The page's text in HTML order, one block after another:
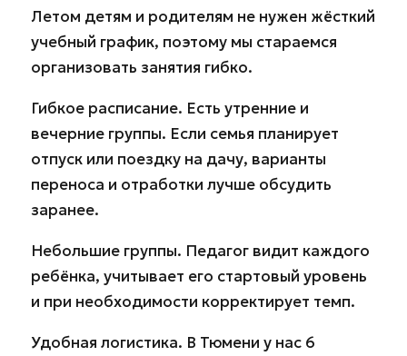
Летом детям и родителям не нужен жёсткий
учебный график, поэтому мы стараемся
организовать занятия гибко.
Гибкое расписание. Есть утренние и
вечерние группы. Если семья планирует
отпуск или поездку на дачу, варианты
переноса и отработки лучше обсудить
заранее.
Небольшие группы. Педагог видит каждого
ребёнка, учитывает его стартовый уровень
и при необходимости корректирует темп.
Удобная логистика. В Тюмени у нас 6